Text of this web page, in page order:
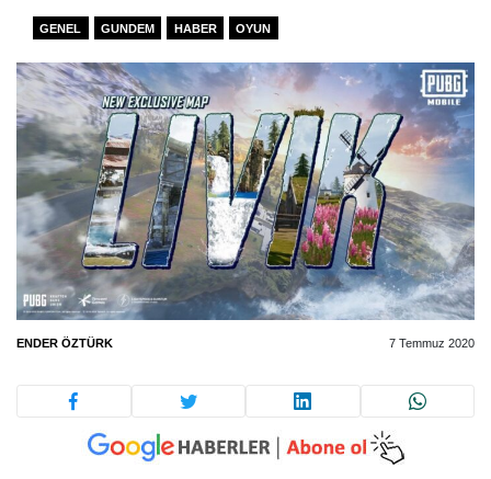
GENEL GUNDEM HABER OYUN
ENDER ÖZTÜRK 7 Temmuz 2020